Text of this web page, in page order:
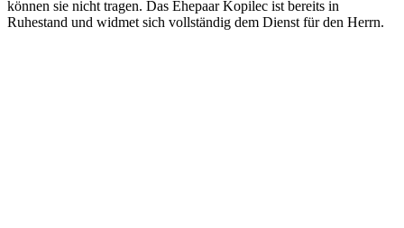
können sie nicht tragen. Das Ehepaar Kopilec ist bereits in
Ruhestand und widmet sich vollständig dem Dienst für den Herrn.